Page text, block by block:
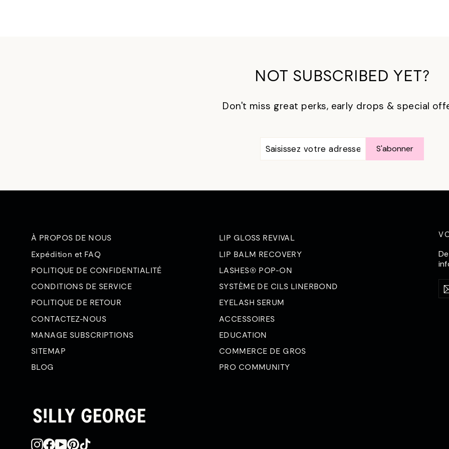
NOT SUBSCRIBED YET?
Don't miss great perks, early drops & special
SAISISSEZ
VOTRE
S'ABONNER
S'abonner
À PROPOS DE NOUS
Expédition et FAQ
POLITIQUE DE CONFIDENTIALITÉ
CONDITIONS DE SERVICE
POLITIQUE DE RETOUR
CONTACTEZ-NOUS
MANAGE SUBSCRIPTIONS
SITEMAP
BLOG
LIP GLOSS REVIVAL
LIP BALM RECOVERY
LASHES® POP-ON
SYSTÈME DE CILS LINERBOND
EYELASH SERUM
ACCESSOIRES
EDUCATION
COMMERCE DE GROS
PRO COMMUNITY
Instagram
Facebook
YouTube
Pinterest